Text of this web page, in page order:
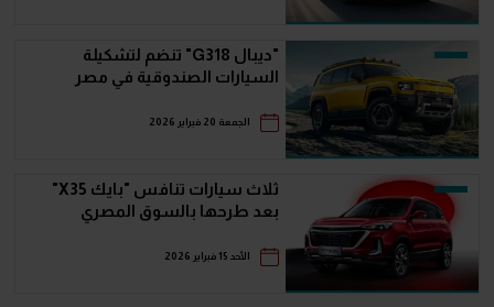
"ديبال G318" تنضم لتشكيلة
السيارات الصندوقية في مصر
الجمعة 20 فبراير 2026
ثلاث سيارات تنافس "بايك X35"
بعد طرحها بالسوق المصري
الأحد 15 فبراير 2026